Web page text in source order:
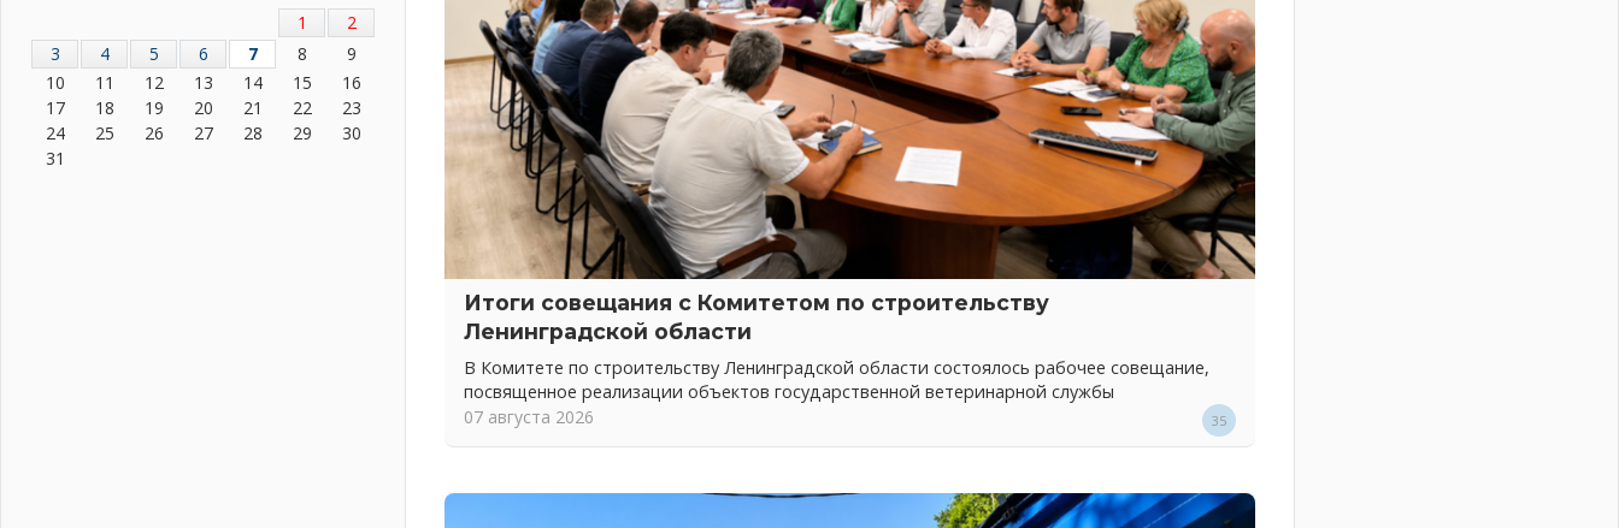
Итоги совещания с Комитетом по строительству
Ленинградской области
В Комитете по строительству Ленинградской области состоялось рабочее совещание,
посвященное реализации объектов государственной ветеринарной службы
07 августа 2026
35
04 августа 2026
Что делать со сбережениями
04 августа 2026
Награды нашли строителей
03 августа 2026
1
2
3
4 5 6 7 8
9
10
11 12 13 14 15
16
17
18 19 20 21 22
23
24
25 26 27 28 29
30
31